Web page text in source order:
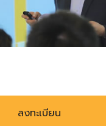
ลงทะเบียน